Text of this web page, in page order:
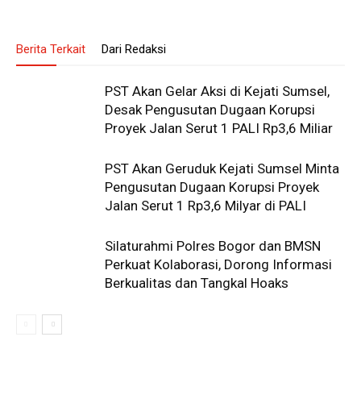
Berita Terkait Dari Redaksi
PST Akan Gelar Aksi di Kejati Sumsel,
Desak Pengusutan Dugaan Korupsi
Proyek Jalan Serut 1 PALI Rp3,6 Miliar
PST Akan Geruduk Kejati Sumsel Minta
Pengusutan Dugaan Korupsi Proyek
Jalan Serut 1 Rp3,6 Milyar di PALI
Silaturahmi Polres Bogor dan BMSN
Perkuat Kolaborasi, Dorong Informasi
Berkualitas dan Tangkal Hoaks